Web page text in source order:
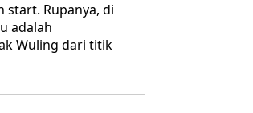
start. Rupanya, di
adalah
Wuling dari titik